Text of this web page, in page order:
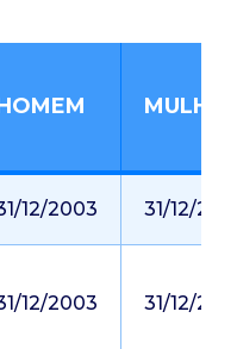
12/2003 31/12/
12/2003 31/12/